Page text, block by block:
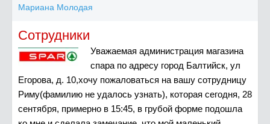
Мариана Молодая
Сотрудники
Уважаемая администрация магазина
спара по адресу город Балтийск, ул
Егорова, д. 10,хочу пожаловаться на вашу сотрудницу
Риму(фамилию не удалось узнать), которая сегодня, 28
сентября, примерно в 15:45, в грубой форме подошла